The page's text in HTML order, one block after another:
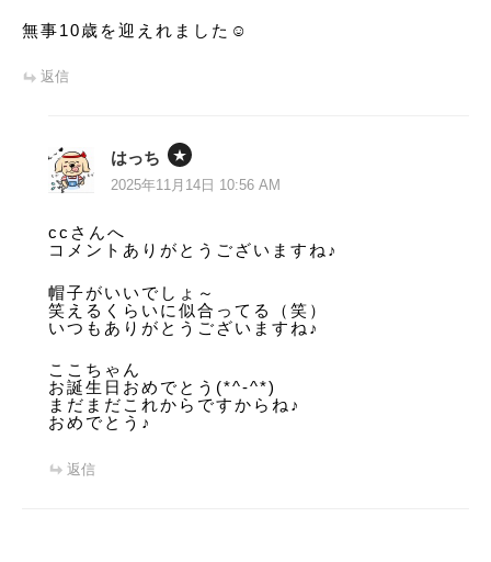
無事10歳を迎えれました☺
返信
はっち
2025年11月14日 10:56 AM
ccさんへ
コメントありがとうございますね♪
帽子がいいでしょ～
笑えるくらいに似合ってる（笑）
いつもありがとうございますね♪
ここちゃん
お誕生日おめでとう(*^-^*)
まだまだこれからですからね♪
おめでとう♪
返信